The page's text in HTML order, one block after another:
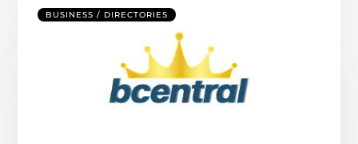
BUSINESS / DIRECTORIES